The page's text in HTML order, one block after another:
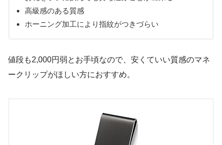
高級感のある質感
ホーニング加工により指紋がつきづらい
値段も2,000円弱とお手頃なので、安くていい質感のマネ
ークリップがほしい方におすすめ。